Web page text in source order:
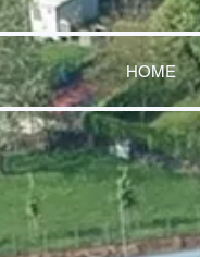
HOME